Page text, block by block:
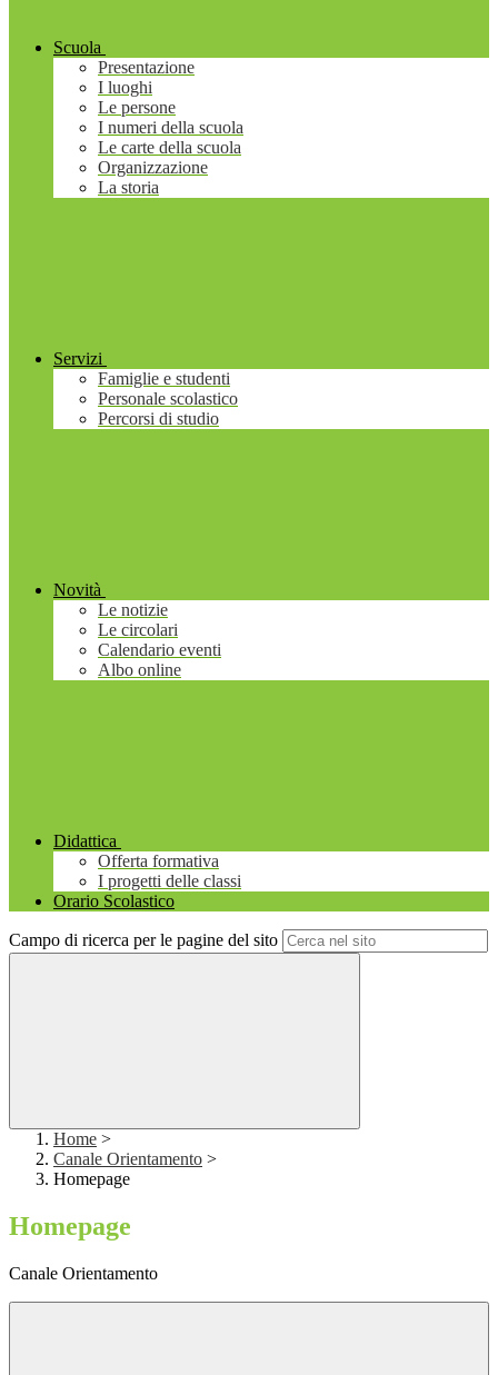
Scuola
Presentazione
I luoghi
Le persone
I numeri della scuola
Le carte della scuola
Organizzazione
La storia
Servizi
Famiglie e studenti
Personale scolastico
Percorsi di studio
Novità
Le notizie
Le circolari
Calendario eventi
Albo online
Didattica
Offerta formativa
I progetti delle classi
Orario Scolastico
Campo di ricerca per le pagine del sito
Home >
Canale Orientamento >
Homepage
Homepage
Canale Orientamento